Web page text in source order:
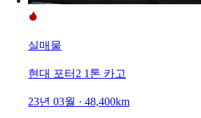
실매물
현대 포터2 1톤 카고
23년 03월 · 48,400km